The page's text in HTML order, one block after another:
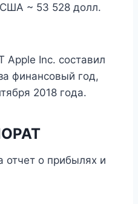
~ 53 528 долл.
Apple Inc. составил
финансовый год,
2018 года.
отчет о прибылях и